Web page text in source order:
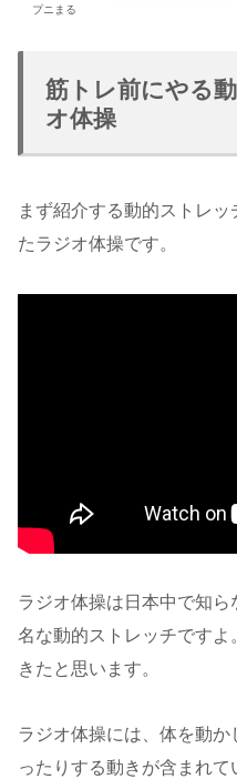
プニまる
筋トレ前にやる
オ体操
まず紹介する動的ストレ
たラジオ体操です。
ラジオ体操は日本中で知
名な動的ストレッチです
きたと思います。
ラジオ体操には、体を動
ったりする動きが含まれ